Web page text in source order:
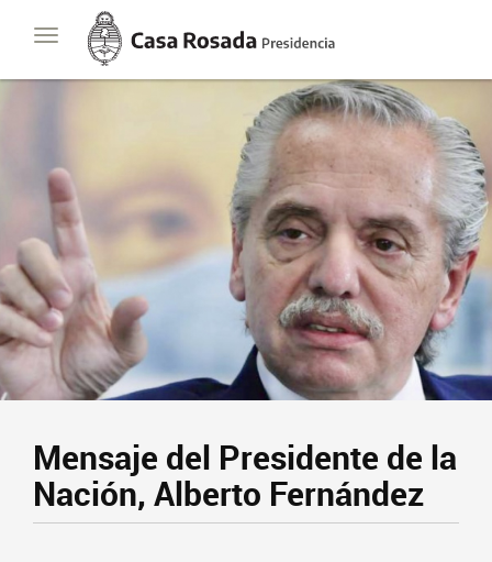
Toggle
navigation
Casa
Rosada
Presidencia
de
Contacto Suscribite
Mensaje del Presidente de la
Nación, Alberto Fernández